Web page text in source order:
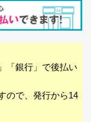
「銀行」で後払い
ので、発行から14